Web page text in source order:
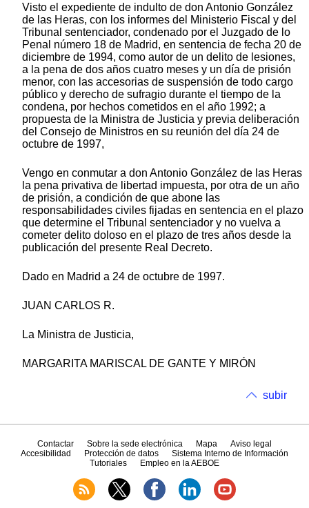
Visto el expediente de indulto de don Antonio González
de las Heras, con los informes del Ministerio Fiscal y del
Tribunal sentenciador, condenado por el Juzgado de lo
Penal número 18 de Madrid, en sentencia de fecha 20 de
diciembre de 1994, como autor de un delito de lesiones,
a la pena de dos años cuatro meses y un día de prisión
menor, con las accesorias de suspensión de todo cargo
público y derecho de sufragio durante el tiempo de la
condena, por hechos cometidos en el año 1992; a
propuesta de la Ministra de Justicia y previa deliberación
del Consejo de Ministros en su reunión del día 24 de
octubre de 1997,
Vengo en conmutar a don Antonio González de las Heras
la pena privativa de libertad impuesta, por otra de un año
de prisión, a condición de que abone las
responsabilidades civiles fijadas en sentencia en el plazo
que determine el Tribunal sentenciador y no vuelva a
cometer delito doloso en el plazo de tres años desde la
publicación del presente Real Decreto.
Dado en Madrid a 24 de octubre de 1997.
JUAN CARLOS R.
La Ministra de Justicia,
MARGARITA MARISCAL DE GANTE Y MIRÓN
subir
Contactar Sobre la sede electrónica Mapa
Aviso legal
Accesibilidad
Protección de datos
Sistema Interno de Información
Tutoriales
Empleo en la AEBOE